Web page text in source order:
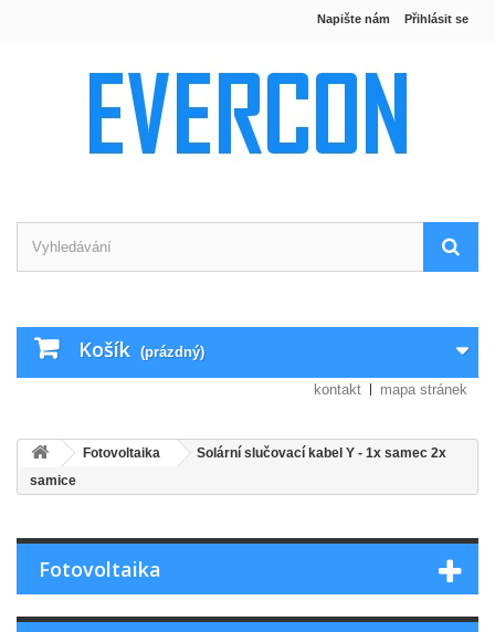
Přihlásit se
Napište nám
Košík (prázdný)
kontakt mapa stránek
Fotovoltaika
Solární slučovací kabel Y - 1x samec 2x
samice
Fotovoltaika